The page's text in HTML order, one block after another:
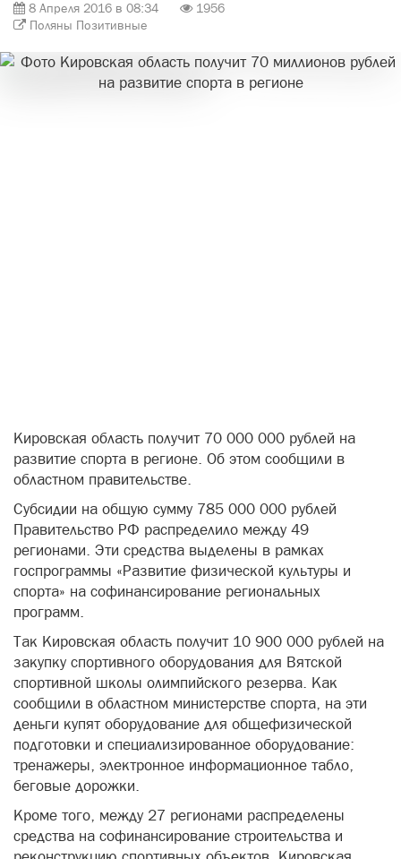
8 Апреля 2016 в 08:34
1956
Поляны Позитивные
Кировская область получит 70 000 000 рублей на
развитие спорта в регионе. Об этом сообщили в
областном правительстве.
Субсидии на общую сумму 785 000 000 рублей
Правительство РФ распределило между 49
регионами. Эти средства выделены в рамках
госпрограммы «Развитие физической культуры и
спорта» на софинансирование региональных
программ.
Так Кировская область получит 10 900 000 рублей на
закупку спортивного оборудования для Вятской
спортивной школы олимпийского резерва. Как
сообщили в областном министерстве спорта, на эти
деньги купят оборудование для общефизической
подготовки и специализированное оборудование:
тренажеры, электронное информационное табло,
беговые дорожки.
Кроме того, между 27 регионами распределены
средства на софинансирование строительства и